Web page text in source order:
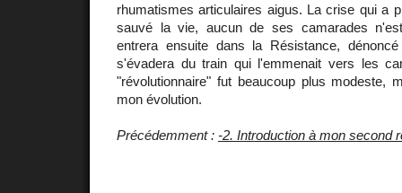
rhumatismes articulaires aigus. La crise qui a
sauvé la vie, aucun de ses camarades
entrera ensuite dans la Résistance,
s'évadera du train qui l'emmenait vers les
"révolutionnaire" fut beaucoup plus modeste,
mon évolution.
Précédemment : -2. Introduction à mon second